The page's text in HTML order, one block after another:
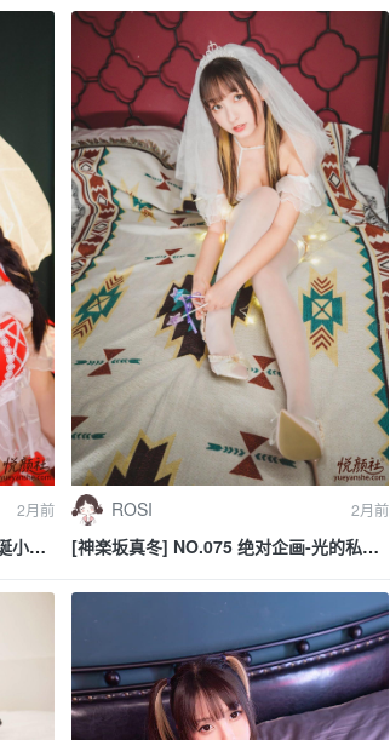
2月前
小鹿
ROSI 2月前
[神楽坂真冬] NO.075 绝对企画-光的私语